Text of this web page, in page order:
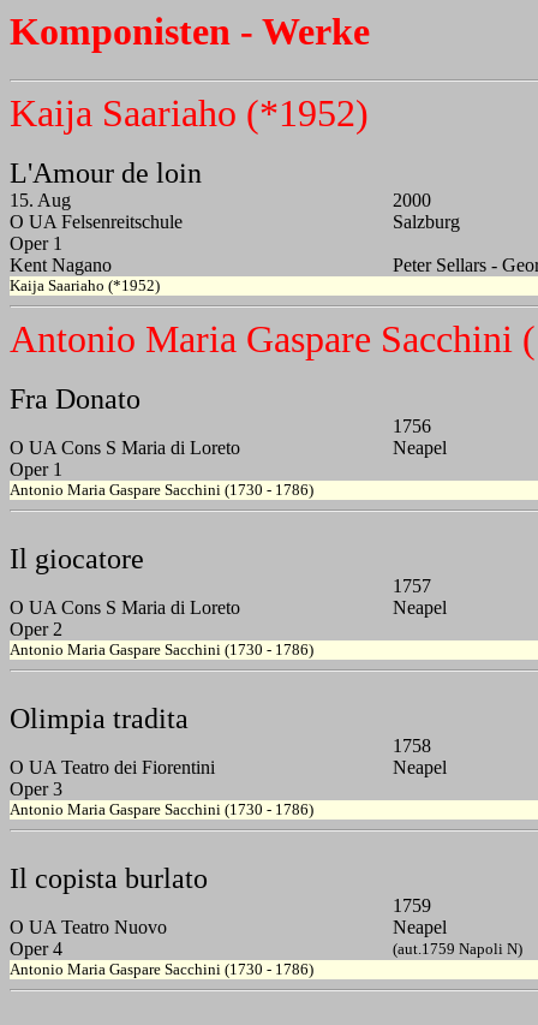
Komponisten - Werke
Kaija Saariaho (*1952)
L'Amour de loin
15. Aug
2000
O UA Felsenreitschule
Salzburg
Oper 1
Kent Nagano
Peter Sellars -
Kaija Saariaho (*1952)
Antonio Maria Gaspare Sacchini
Fra Donato
1756
O UA Cons S Maria di Loreto
Neapel
Oper 1
Antonio Maria Gaspare Sacchini (1730 - 1786)
Il giocatore
1757
O UA Cons S Maria di Loreto
Neapel
Oper 2
Antonio Maria Gaspare Sacchini (1730 - 1786)
Olimpia tradita
1758
O UA Teatro dei Fiorentini
Neapel
Oper 3
Antonio Maria Gaspare Sacchini (1730 - 1786)
Il copista burlato
1759
O UA Teatro Nuovo
Neapel
Oper 4
(aut.1759 Napoli N)
Antonio Maria Gaspare Sacchini (1730 - 1786)